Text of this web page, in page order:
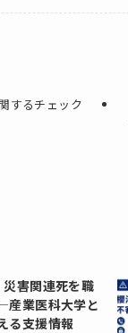
するチェック
災害関連死を職
産業医科大学と
る支援情報